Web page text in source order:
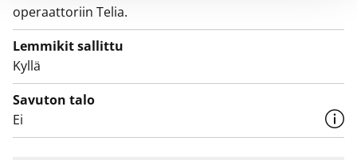
operaattoriin Telia.
Lemmikit sallittu
Kyllä
Savuton talo
Ei